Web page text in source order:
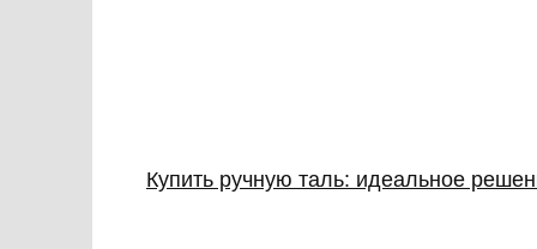
Купить ручную таль: идеальное